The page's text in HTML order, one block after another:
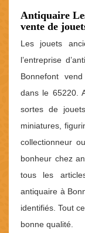
Antiquaire
vente de
Les jouets
l’entreprise
Bonnefont
dans le 65220.
sortes de
miniatures,
collectionneur
bonheur chez
tous les
antiquaire à
identifiés. Tout
bonne qualité.